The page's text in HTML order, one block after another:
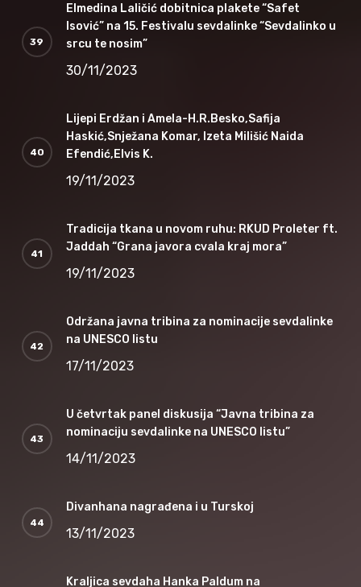
Elmedina Laličić dobitnica plakete “Safet
Isović” na 15. Festivalu sevdalinke “Sevdalinko u
srcu te nosim”
30/11/2023
Lijepi Erdžan i Amela-H.R.Besko,Safija
Haskić,Snježana Komar, Izeta Milišić Naida
Efendić,Elvis K.
19/11/2023
Tradicija tkana u novom ruhu: RKUD Proleter ft.
Jaddah “Grana javora cvala kraj mora”
19/11/2023
Održana javna tribina za nominacije sevdalinke
na UNESCO listu
17/11/2023
U četvrtak panel diskusija “Javna tribina za
nominaciju sevdalinke na UNESCO listu”
14/11/2023
Divanhana nagrađena i u Turskoj
13/11/2023
Kraljica sevdaha Hanka Paldum na